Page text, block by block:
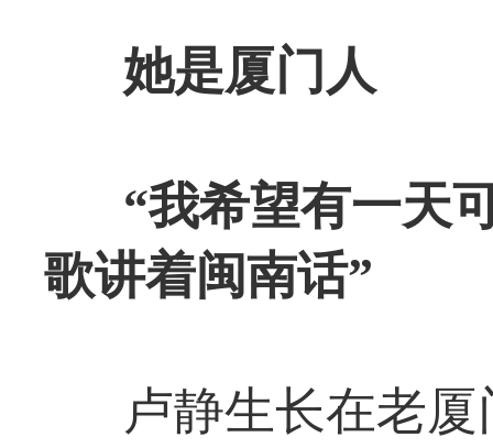
她是厦门人
“我希望有一天
歌讲着闽南话”
卢静生长在老